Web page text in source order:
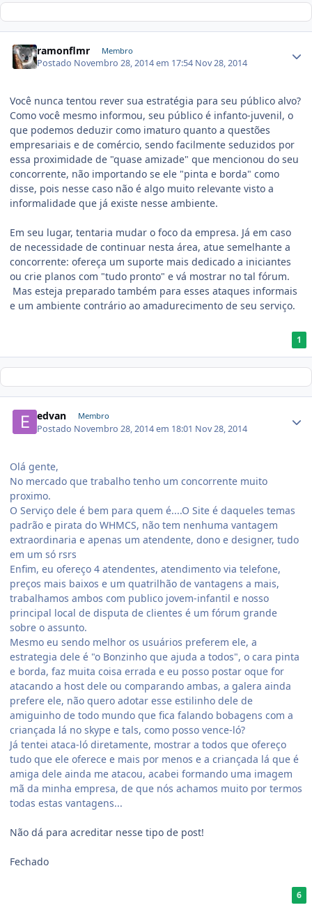
ramonflmr Membro
Postado Novembro 28, 2014 em 17:54 Nov 28, 2014
Você nunca tentou rever sua estratégia para seu público alvo?
Como você mesmo informou, seu público é infanto-juvenil, o
que podemos deduzir como imaturo quanto a questões
empresariais e de comércio, sendo facilmente seduzidos por
essa proximidade de "quase amizade" que mencionou do seu
concorrente, não importando se ele "pinta e borda" como
disse, pois nesse caso não é algo muito relevante visto a
informalidade que já existe nesse ambiente.
Em seu lugar, tentaria mudar o foco da empresa. Já em caso
de necessidade de continuar nesta área, atue semelhante a
concorrente: ofereça um suporte mais dedicado a iniciantes
ou crie planos com "tudo pronto" e vá mostrar no tal fórum.
Mas esteja preparado também para esses ataques informais
e um ambiente contrário ao amadurecimento de seu serviço.
1
edvan Membro
Postado Novembro 28, 2014 em 18:01 Nov 28, 2014
Olá gente,
No mercado que trabalho tenho um concorrente muito
proximo.
O Serviço dele é bem para quem é....O Site é daqueles temas
padrão e pirata do WHMCS, não tem nenhuma vantagem
extraordinaria e apenas um atendente, dono e designer, tudo
em um só rsrs
Enfim, eu ofereço 4 atendentes, atendimento via telefone,
preços mais baixos e um quatrilhão de vantagens a mais,
trabalhamos ambos com publico jovem-infantil e nosso
principal local de disputa de clientes é um fórum grande
sobre o assunto.
Mesmo eu sendo melhor os usuários preferem ele, a
estrategia dele é "o Bonzinho que ajuda a todos", o cara pinta
e borda, faz muita coisa errada e eu posso postar oque for
atacando a host dele ou comparando ambas, a galera ainda
prefere ele, não quero adotar esse estilinho dele de
amiguinho de todo mundo que fica falando bobagens com a
criançada lá no skype e tals, como posso vence-ló?
Já tentei ataca-ló diretamente, mostrar a todos que ofereço
tudo que ele oferece e mais por menos e a criançada lá que é
amiga dele ainda me atacou, acabei formando uma imagem
mã da minha empresa, de que nós achamos muito por termos
todas estas vantagens...
Não dá para acreditar nesse tipo de post!
Fechado
6